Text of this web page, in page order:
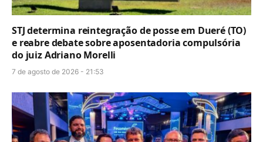
STJ determina reintegração de posse em Dueré (TO)
e reabre debate sobre aposentadoria compulsória
do juiz Adriano Morelli
7 de agosto de 2026 - 21:53